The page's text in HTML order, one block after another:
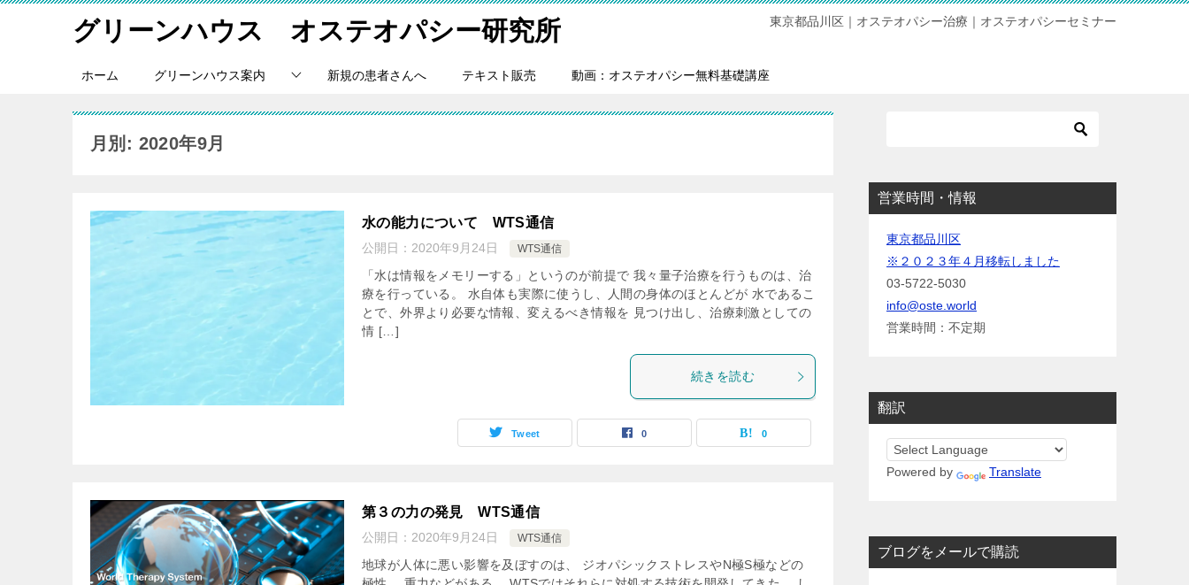
グリーンハウス オステオパシー研究所 東京都品川区｜オステオパシー治療｜オステオパシーセミナー
ホーム グリーンハウス案内 新規の患者さんへ テキスト販売 動画：オステオパシー無料基礎講座
月別: 2020年9月
水の能力について WTS通信
公開日： 2020年9月24日 WTS通信
「水は情報をメモリーする」というのが前提で 我々量子治療を行うものは、治
療を行っている。 水自体も実際に使うし、人間の身体のほとんどが 水であるこ
とで、外界より必要な情報、変えるべき情報を 見つけ出し、治療刺激としての
情 […]
続きを読む
Tweet 0 0
第３の力の発見 WTS通信
公開日： 2020年9月24日 WTS通信
地球が人体に悪い影響を及ぼすのは、 ジオパシックストレスやN極S極などの
営業時間・情報
東京都品川区
※２０２３年４月移転しました
03-5722-5030
info@oste.world
営業時間：不定期
翻訳
Powered by Translate
ブログをメールで購読